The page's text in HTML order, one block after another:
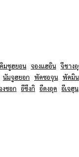
คิมซูฮยอน จองแฮอิน จีชาง
นัมจูฮยอก พัคซอจุน พัคมิน
งซอก อีซึงกิ อีดงอุค อีเจฮุน